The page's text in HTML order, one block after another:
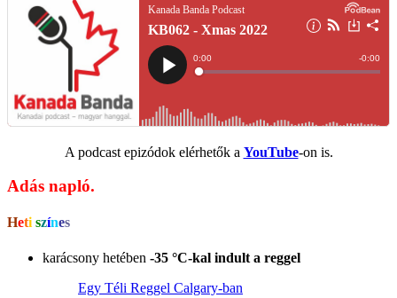
A podcast epizódok elérhetők a YouTube-on is.
Adás napló.
Heti színes
karácsony hetében -35 °C-kal indult a reggel
Egy Téli Reggel Calgary-ban